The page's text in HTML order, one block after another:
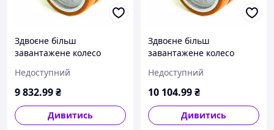
Здвоєне більш
завантажене колесо
мм (4602-DSTR-125-B) D1-
2026
Недоступний
9 832.99₴
Дивитись
Здвоєне більш
завантажене колесо
мм (4602-DSTR-150-B) D1-
2026
Недоступний
10 104.99₴
Дивитись